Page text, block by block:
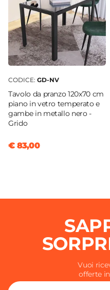
CODICE: GD-NV
Tavolo da pranzo 120x70 cm
piano in vetro temperato e
gambe in metallo nero -
Grido
€ 83,00
Vuoi
offerte